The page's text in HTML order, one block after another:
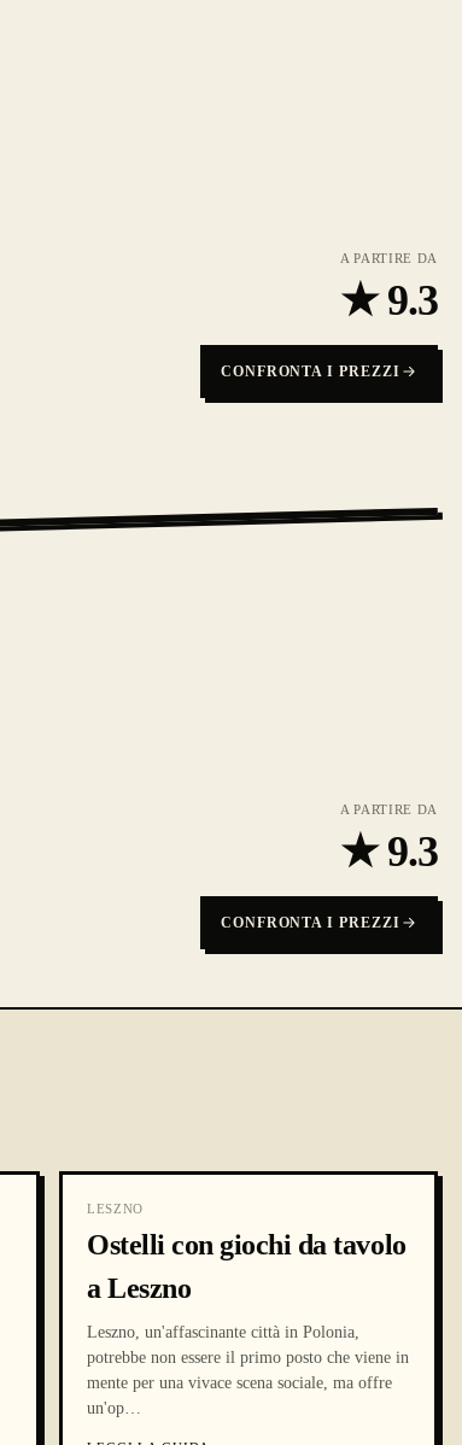
A PARTIRE DA
★9.3
CONFRONTA I PREZZI
A PARTIRE DA
★9.3
CONFRONTA I PREZZI
LESZNO
Ostelli con giochi da tavolo
a Leszno
Leszno, un'affascinante città in Polonia,
potrebbe non essere il primo posto che viene in
mente per una vivace scena sociale, ma offre
un'op…